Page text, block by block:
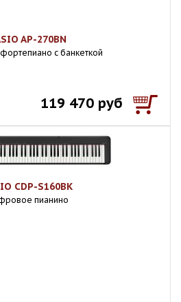
AP-270BN
с банкеткой
119 470 руб
CDP-S160BK
пианино